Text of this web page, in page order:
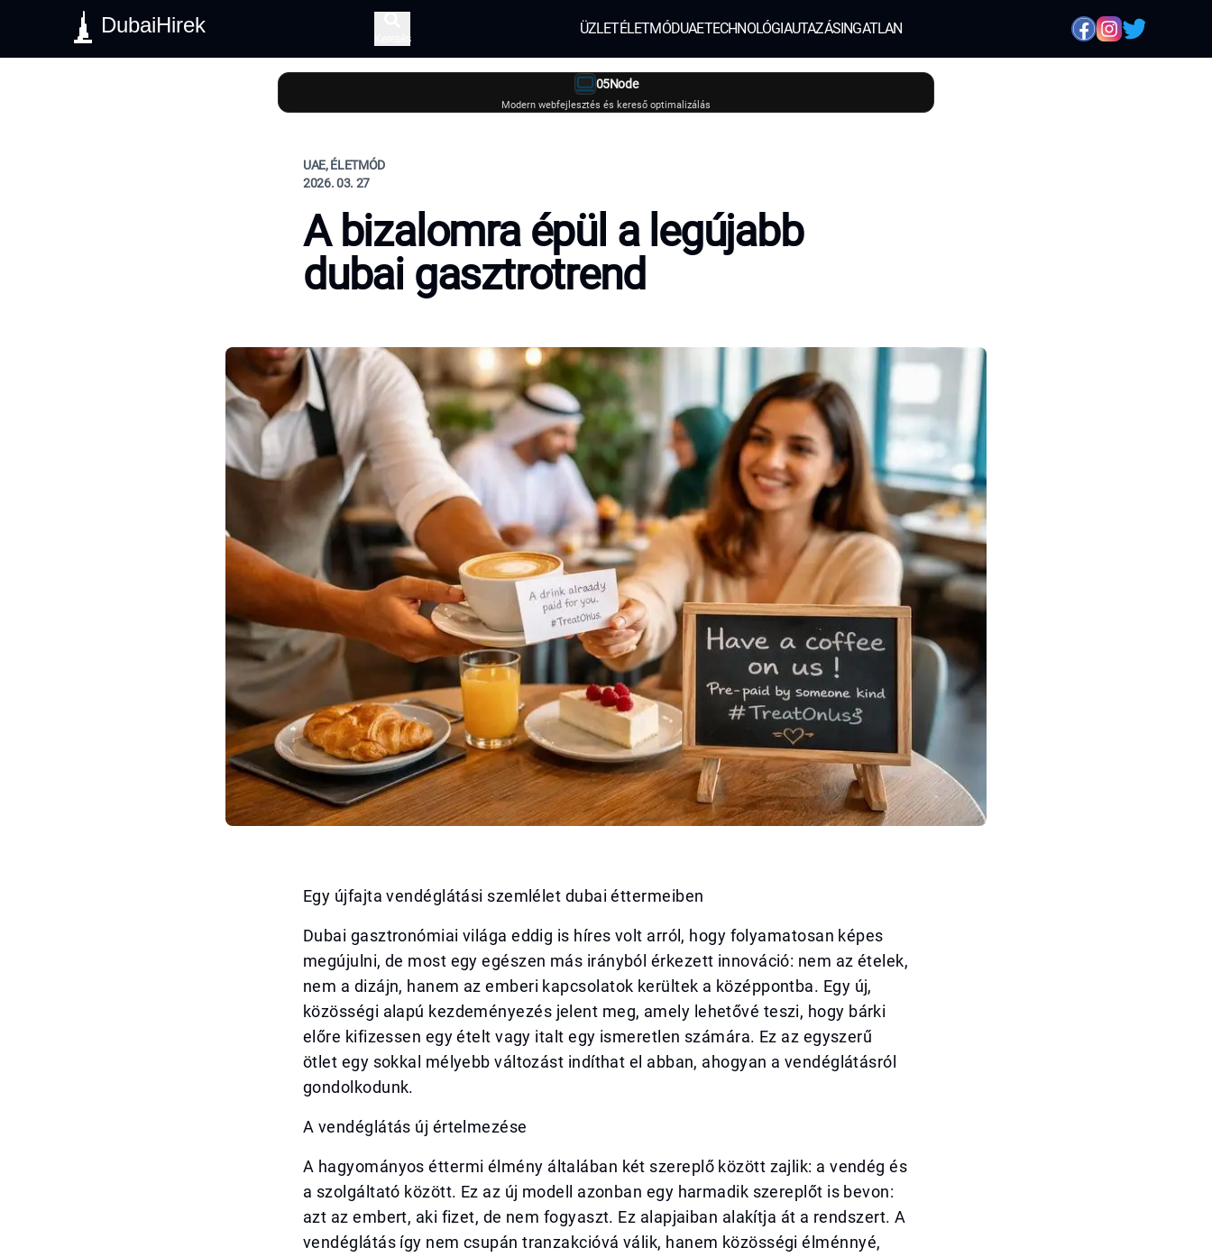
DubaiHirek
Keresés
ÜZLETÉLETMÓDUAETECHNOLÓGIAUTAZÁSINGATLAN
05Node
Modern webfejlesztés és kereső optimalizálás
UAE, ÉLETMÓD
2026. 03. 27
A bizalomra épül a legújabb
dubai gasztrotrend
Egy újfajta vendéglátási szemlélet dubai éttermeiben
Dubai gasztronómiai világa eddig is híres volt arról, hogy folyamatosan képes
megújulni, de most egy egészen más irányból érkezett innováció: nem az ételek,
nem a dizájn, hanem az emberi kapcsolatok kerültek a középpontba. Egy új,
közösségi alapú kezdeményezés jelent meg, amely lehetővé teszi, hogy bárki
előre kifizessen egy ételt vagy italt egy ismeretlen számára. Ez az egyszerű
ötlet egy sokkal mélyebb változást indíthat el abban, ahogyan a vendéglátásról
gondolkodunk.
A vendéglátás új értelmezése
A hagyományos éttermi élmény általában két szereplő között zajlik: a vendég és
a szolgáltató között. Ez az új modell azonban egy harmadik szereplőt is bevon:
azt az embert, aki fizet, de nem fogyaszt. Ez alapjaiban alakítja át a rendszert. A
vendéglátás így nem csupán tranzakcióvá válik, hanem közösségi élménnyé,